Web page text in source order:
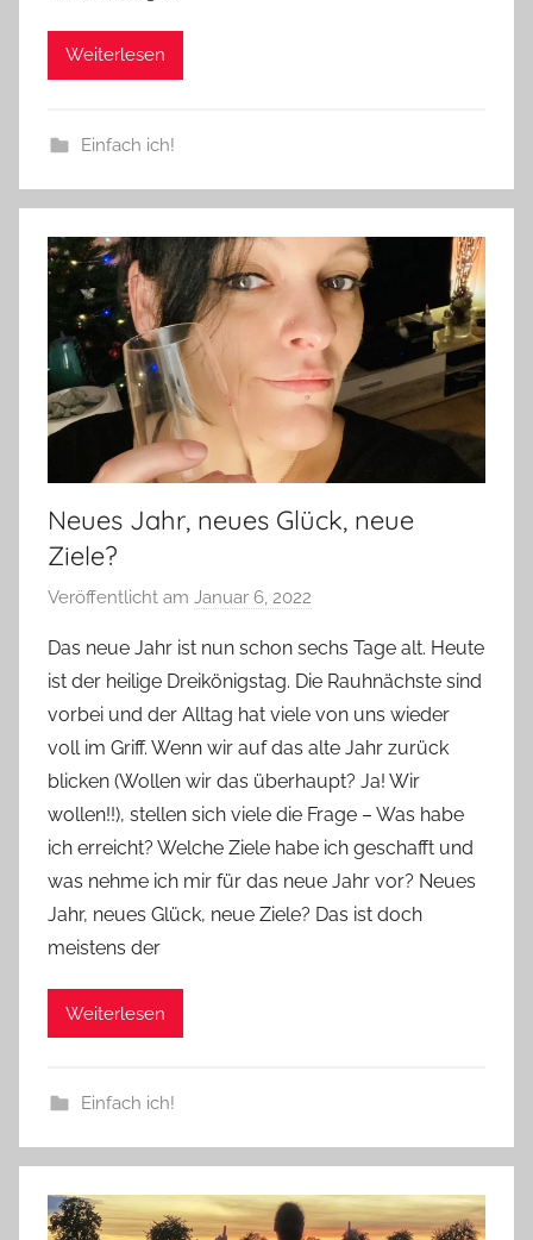
Weiterlesen
Einfach ich!
Neues Jahr, neues Glück, neue
Ziele?
Veröffentlicht am Januar 6, 2022
n
Y
v
o
n
n
e
Das neue Jahr ist nun schon sechs Tage alt. Heute
ist der heilige Dreikönigstag. Die Rauhnächste sind
vorbei und der Alltag hat viele von uns wieder
voll im Griff. Wenn wir auf das alte Jahr zurück
blicken (Wollen wir das überhaupt? Ja! Wir
wollen!!), stellen sich viele die Frage – Was habe
ich erreicht? Welche Ziele habe ich geschafft und
was nehme ich mir für das neue Jahr vor? Neues
Jahr, neues Glück, neue Ziele? Das ist doch
meistens der
Weiterlesen
Einfach ich!